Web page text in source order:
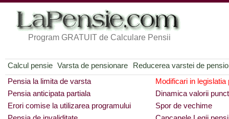
Program GRATUIT de Calculare Pensii
Calcul pensie Varsta de pensionare
Reducerea varstei de
Pensia la limita de varsta
Modificari in legislatia
Pensia anticipata partiala
Dinamica valorii
Erori comise la utilizarea programului
Spor de vechime